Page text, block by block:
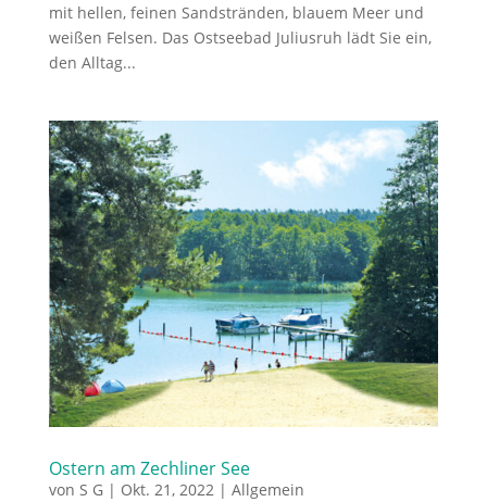
mit hellen, feinen Sandstränden, blauem Meer und
weißen Felsen. Das Ostseebad Juliusruh lädt Sie ein,
den Alltag...
Ostern am Zechliner See
von S G| Okt. 21, 2022| Allgemein